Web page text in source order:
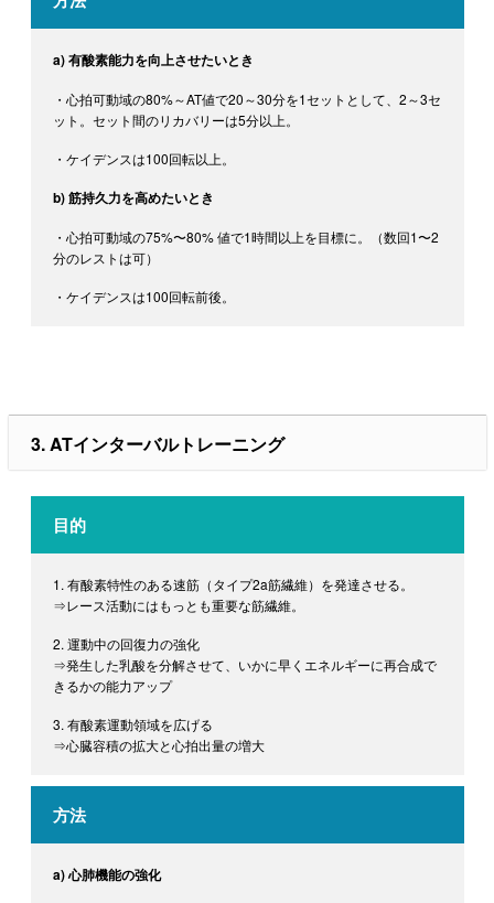
a) 有酸素能力を向上させたいとき
・心拍可動域の80%～AT値で20～30分を1セットとして、2～3セ
ット。セット間のリカバリーは5分以上。
・ケイデンスは100回転以上。
b) 筋持久力を高めたいとき
・心拍可動域の75%〜80% 値で1時間以上を目標に。（数回1〜2
分のレストは可）
・ケイデンスは100回転前後。
3. ATインターバルトレーニング
目的
1. 有酸素特性のある速筋（タイプ2a筋繊維）を発達させる。
⇒レース活動にはもっとも重要な筋繊維。
2. 運動中の回復力の強化
⇒発生した乳酸を分解させて、いかに早くエネルギーに再合成で
きるかの能力アップ
3. 有酸素運動領域を広げる
⇒心臓容積の拡大と心拍出量の増大
方法
a) 心肺機能の強化